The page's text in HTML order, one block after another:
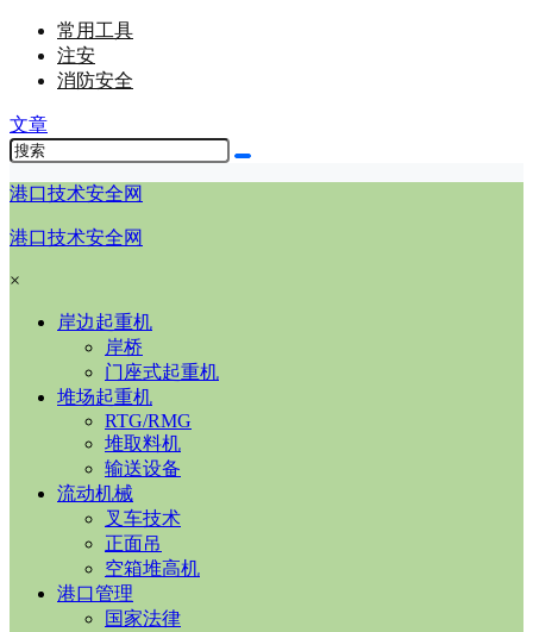
常用工具
注安
消防安全
文章
港口技术安全网
港口技术安全网
×
岸边起重机
岸桥
门座式起重机
堆场起重机
RTG/RMG
堆取料机
输送设备
流动机械
叉车技术
正面吊
空箱堆高机
港口管理
国家法律